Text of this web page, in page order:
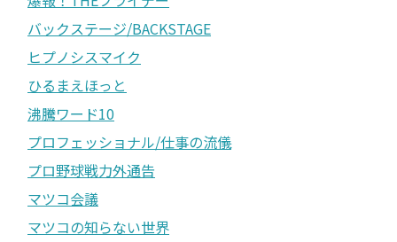
バックステージ/BACKSTAGE
ヒプノシスマイク
ひるまえほっと
沸騰ワード10
プロフェッショナル/仕事の流儀
プロ野球戦力外通告
マツコ会議
マツコの知らない世界